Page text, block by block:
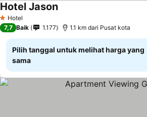
1 Bintang
Hotel
Hotel Jason
7,7 Baik 1.177 1.1 km dari Pusat kota
Pilih tanggal untuk melihat harga yang
sama